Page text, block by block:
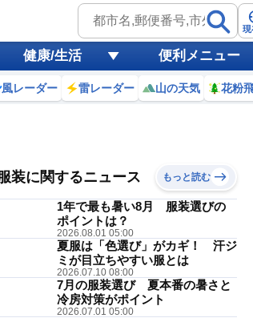
現
健康/生活 便利メニュー
風レーダー 雷レーダー 山の天気 花粉
気 8(土)
朝晩
Tシャツ
午前
40%
降水 午後
40%
装に関するニュース もっと読む
1年で最も暑い8月 服装選びの
ポイントは？
2026.08.01 05:00
夏服は「色選び」がカギ！ 汗ジ
ミが目立ちやすい服とは
2026.07.10 08:00
7月の服装選び 夏本番の暑さと
冷房対策がポイント
2026.07.01 05:00